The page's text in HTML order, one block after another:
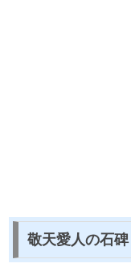
敬天愛人の石碑